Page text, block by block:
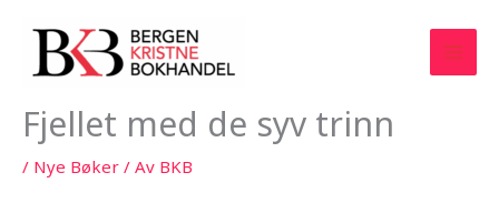
Fjellet med de syv trinn
/ Nye Bøker / Av BKB